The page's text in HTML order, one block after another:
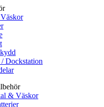
Dockstation
& Väskor